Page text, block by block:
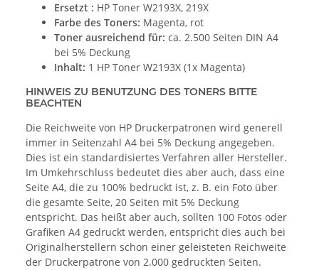
Ersetzt : HP Toner W2193X, 219X
Farbe des Toners: Magenta, rot
Toner ausreichend für: ca. 2.500 Seiten DIN A4
bei 5% Deckung
Inhalt: 1 HP Toner W2193X (1x Magenta)
HINWEIS ZU BENUTZUNG DES TONERS BITTE
BEACHTEN
Die Reichweite von HP Druckerpatronen wird generell
immer in Seitenzahl A4 bei 5% Deckung angegeben.
Dies ist ein standardisiertes Verfahren aller Hersteller.
Im Umkehrschluss bedeutet dies aber auch, dass eine
Seite A4, die zu 100% bedruckt ist, z. B. ein Foto über
die gesamte Seite, 20 Seiten mit 5% Deckung
entspricht. Das heißt aber auch, sollten 100 Fotos oder
Grafiken A4 gedruckt werden, entspricht dies auch bei
Originalherstellern schon einer geleisteten Reichweite
der Druckerpatrone von 2.000 gedruckten Seiten.